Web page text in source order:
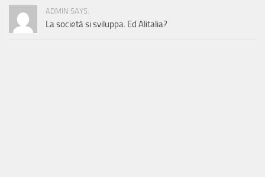
ADMIN SAYS:
La società si sviluppa. Ed Alitalia?